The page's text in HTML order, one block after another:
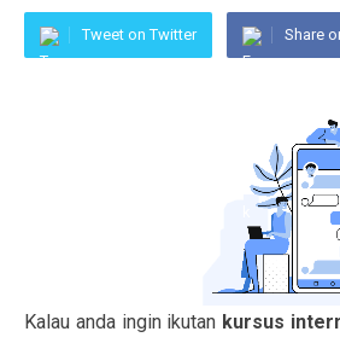
Tweet on Twitter Share
Kalau anda ingin ikutan kursus